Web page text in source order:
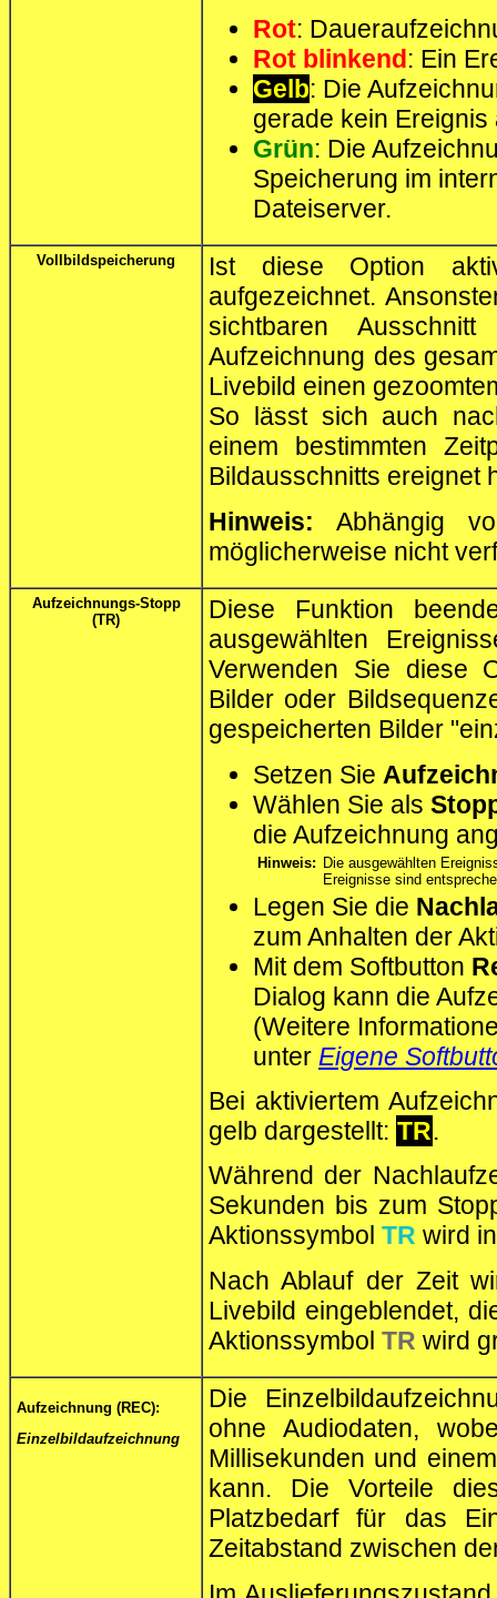
Rot:
Rot blinkend: Ein
Gelb: Die
gerade kein
Grün: Die
Speicherung im
Dateiserver.
Vollbildspeicherung
Ist diese Option
aufgezeichnet.
sichtbaren
Aufzeichnung des
Livebild einen
So lässt sich auch
einem bestimmten
Bildausschnitts ereignet
Hinweis: Abhängig
möglicherweise nicht
Aufzeichnungs-Stopp
(TR)
Diese Funktion
ausgewählten
Verwenden Sie diese
Bilder oder
gespeicherten Bilder
Setzen Sie
Wählen Sie als
die Aufzeichnung
Hinweis: Die ausgewählten
Ereignisse sind
Legen Sie die
zum Anhalten der
Mit dem Softbutton
Dialog kann die
(Weitere
unter Eigene
Bei aktiviertem
gelb dargestellt: TR.
Während der
Sekunden bis zum
Aktionssymbol TR wird
Nach Ablauf der Zeit
Livebild eingeblendet,
Aktionssymbol TR wird
Aufzeichnung (REC):
Einzelbildaufzeichnung
Die
ohne Audiodaten,
Millisekunden und
kann. Die Vorteile
Platzbedarf für das
Zeitabstand zwischen